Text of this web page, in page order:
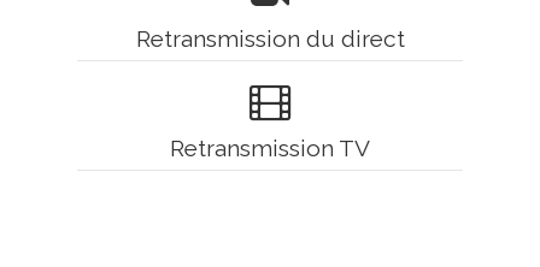
Retransmission du direct
Retransmission TV